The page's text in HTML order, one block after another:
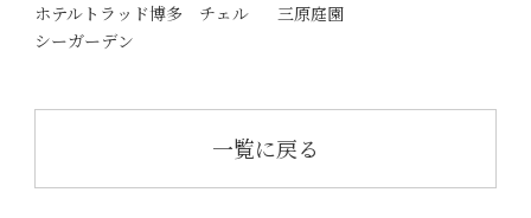
ホテルトラッド博多 チェル
シーガーデン
三原庭園
一覧に戻る